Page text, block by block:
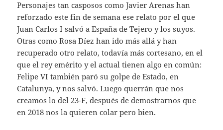
Personajes tan casposos como Javier Arenas han
reforzado este fin de semana ese relato por el que
Juan Carlos I salvó a España de Tejero y los suyos.
Otras como Rosa Díez han ido más allá y han
recuperado otro relato, todavía más cortesano, en el
que el rey emérito y el actual tienen algo en común:
Felipe VI también paró su golpe de Estado, en
Catalunya, y nos salvó. Luego querrán que nos
creamos lo del 23-F, después de demostrarnos que
en 2018 nos la quieren colar pero bien.